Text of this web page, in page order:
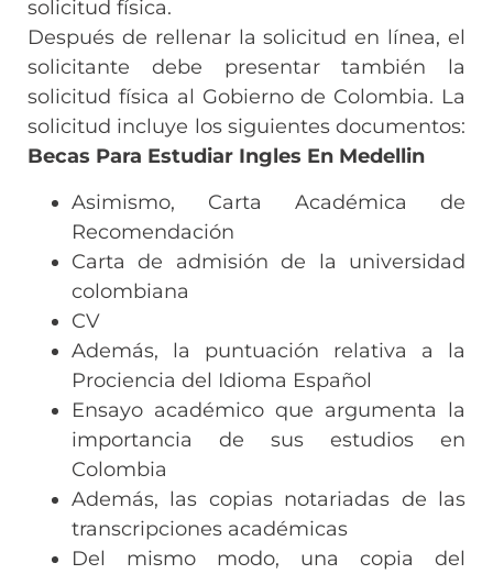
solicitud física.
Después de rellenar la solicitud en línea, el
solicitante debe presentar también la
solicitud física al Gobierno de Colombia. La
solicitud incluye los siguientes documentos:
Becas Para Estudiar Ingles En Medellin
Asimismo, Carta Académica de
Recomendación
Carta de admisión de la universidad
colombiana
CV
Además, la puntuación relativa a la
Prociencia del Idioma Español
Ensayo académico que argumenta la
importancia de sus estudios en
Colombia
Además, las copias notariadas de las
transcripciones académicas
Del mismo modo, una copia del